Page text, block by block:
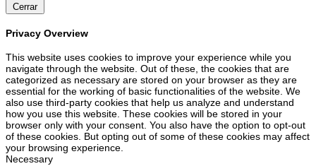
Cerrar
Privacy Overview
This website uses cookies to improve your experience while you
navigate through the website. Out of these, the cookies that are
categorized as necessary are stored on your browser as they are
essential for the working of basic functionalities of the website. We
also use third-party cookies that help us analyze and understand
how you use this website. These cookies will be stored in your
browser only with your consent. You also have the option to opt-out
of these cookies. But opting out of some of these cookies may affect
your browsing experience.
Necessary